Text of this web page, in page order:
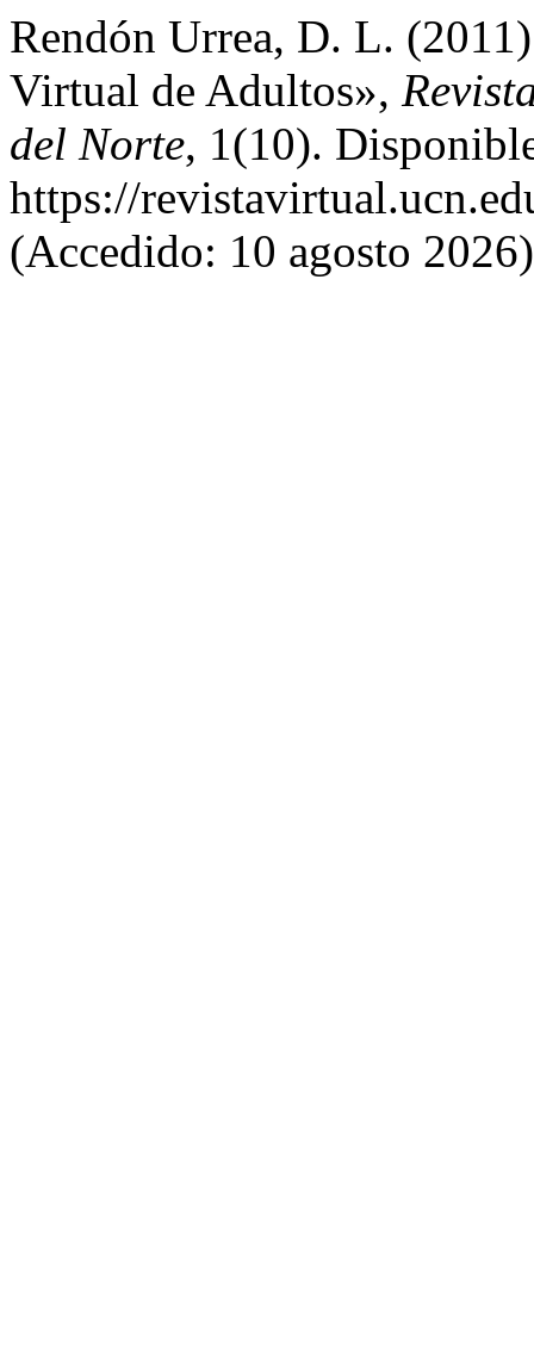
Rendón Urrea, D. L.
Virtual de Adultos»,
del Norte, 1(10).
https://
(Accedido: 10 agosto